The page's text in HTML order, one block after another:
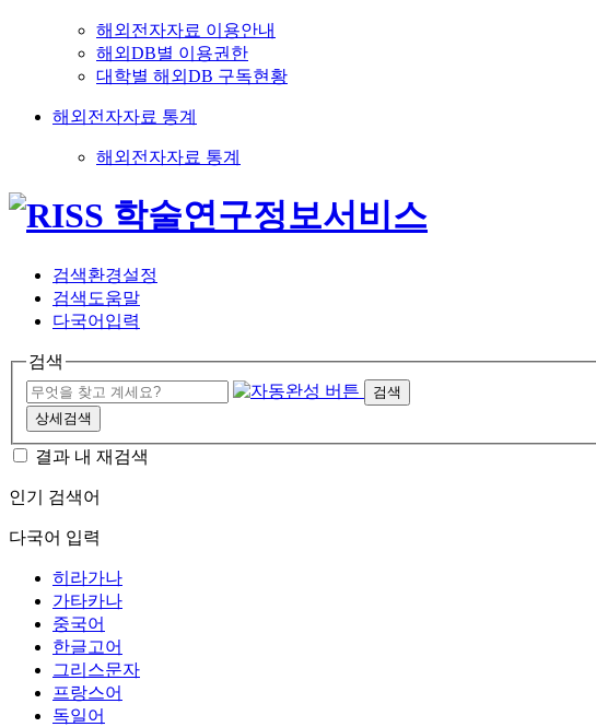
해외전자자료 이용안내
해외DB별 이용권한
대학별 해외DB 구독현황
해외전자자료 통계
해외전자자료 통계
검색환경설정
검색도움말
다국어입력
검색
검색
상세검색
결과 내 재검색
인기 검색어
다국어 입력
히라가나
가타카나
중국어
한글고어
그리스문자
프랑스어
독일어